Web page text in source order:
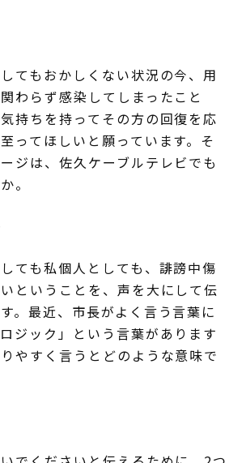
てもおかしくない状況の今、用
わらず感染してしまったこと
持ちを持ってその方の回復を応
ってほしいと願っています。そ
ジは、佐久ケーブルテレビでも
。
ても私個人としても、誹謗中傷
ということを、声を大にして伝
。最近、市長がよく言う言葉に
ロジック」という言葉があります
やすく言うとどのような意味で